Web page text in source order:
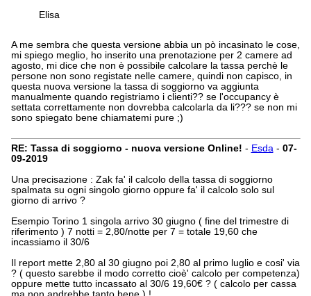
Elisa
A me sembra che questa versione abbia un pò incasinato le cose,
mi spiego meglio, ho inserito una prenotazione per 2 camere ad
agosto, mi dice che non è possibile calcolare la tassa perchè le
persone non sono registate nelle camere, quindi non capisco, in
questa nuova versione la tassa di soggiorno va aggiunta
manualmente quando registriamo i clienti?? se l'occupancy è
settata correttamente non dovrebba calcolarla da li??? se non mi
sono spiegato bene chiamatemi pure ;)
RE: Tassa di soggiorno - nuova versione Online! - Esda- 07-
09-2019
Una precisazione : Zak fa' il calcolo della tassa di soggiorno
spalmata su ogni singolo giorno oppure fa' il calcolo solo sul
giorno di arrivo ?
Esempio Torino 1 singola arrivo 30 giugno ( fine del trimestre di
riferimento ) 7 notti = 2,80/notte per 7 = totale 19,60 che
incassiamo il 30/6
Il report mette 2,80 al 30 giugno poi 2,80 al primo luglio e cosi' via
? ( questo sarebbe il modo corretto cioè' calcolo per competenza)
oppure mette tutto incassato al 30/6 19,60€ ? ( calcolo per cassa